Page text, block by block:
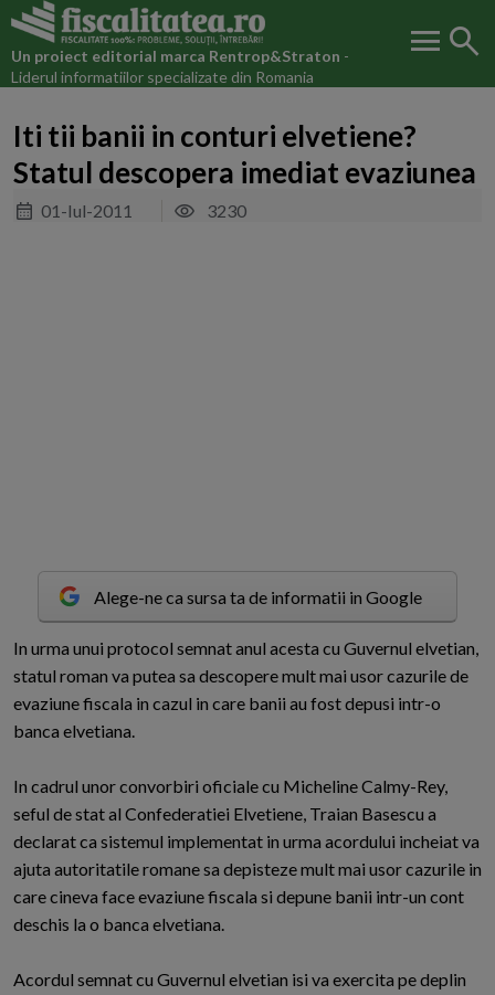
Un proiect editorial marca Rentrop&Straton -
Liderul informatiilor specializate din Romania
menu search
Iti tii banii in conturi elvetiene?
Statul descopera imediat evaziunea
01-Iul-2011 3230
Alege-ne ca sursa ta de informatii in Google
In urma unui protocol semnat anul acesta cu Guvernul elvetian,
statul roman va putea sa descopere mult mai usor cazurile de
evaziune fiscala in cazul in care banii au fost depusi intr-o
banca elvetiana.
In cadrul unor convorbiri oficiale cu Micheline Calmy-Rey,
seful de stat al Confederatiei Elvetiene, Traian Basescu a
declarat ca sistemul implementat in urma acordului incheiat va
ajuta autoritatile romane sa depisteze mult mai usor cazurile in
care cineva face evaziune fiscala si depune banii intr-un cont
deschis la o banca elvetiana.
Acordul semnat cu Guvernul elvetian isi va exercita pe deplin